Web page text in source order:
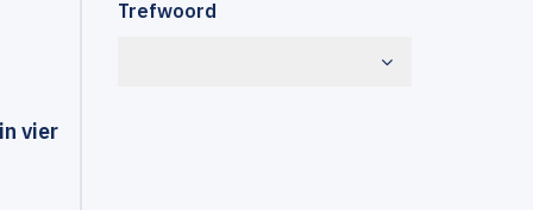
Trefwoord
vier